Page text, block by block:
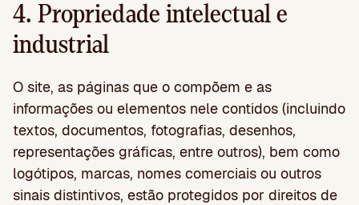
4. Propriedade intelectual e
industrial
O site, as páginas que o compõem e as
informações ou elementos nele contidos (incluindo
textos, documentos, fotografias, desenhos,
representações gráficas, entre outros), bem como
logótipos, marcas, nomes comerciais ou outros
sinais distintivos, estão protegidos por direitos de